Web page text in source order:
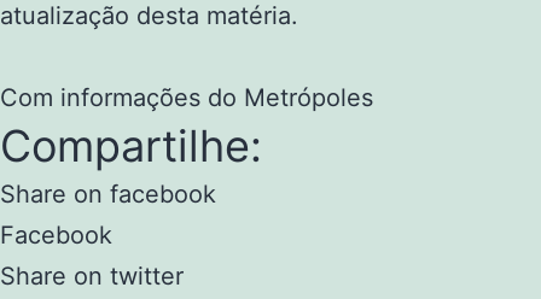
atualização desta matéria.
Com informações do Metrópoles
Compartilhe:
Share on facebook
Facebook
Share on twitter